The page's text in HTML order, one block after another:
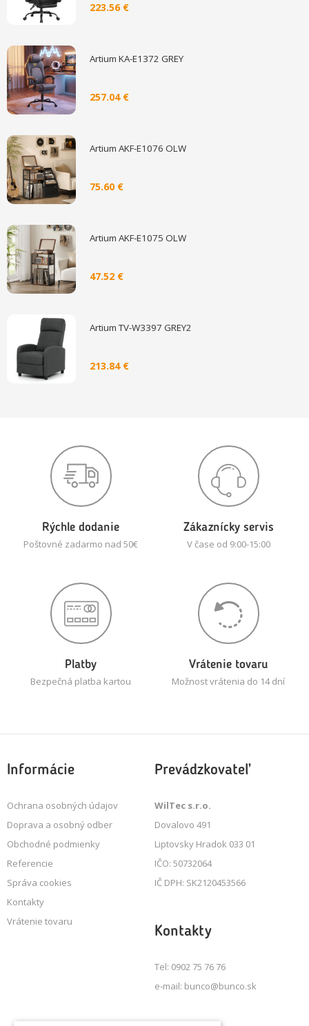
223.56 €
Artium KA-E1372 GREY
257.04 €
Artium AKF-E1076 OLW
75.60 €
Artium AKF-E1075 OLW
47.52 €
Artium TV-W3397 GREY2
213.84 €
Rýchle dodanie
Poštovné zadarmo nad 50€
Zákaznícky servis
V čase od 9:00-15:00
Platby
Bezpečná platba kartou
Vrátenie tovaru
Možnost vrátenia do 14 dní
Informácie
Ochrana osobných údajov
Doprava a osobný odber
Obchodné podmienky
Referencie
Správa cookies
Kontakty
Vrátenie tovaru
Prevádzkovateľ
WilTec s.r.o.
Dovalovo 491
Liptovsky Hradok 033 01
IČO: 50732064
IČ DPH: SK2120453566
Kontakty
Tel: 0902 75 76 76
e-mail: bunco@bunco.sk